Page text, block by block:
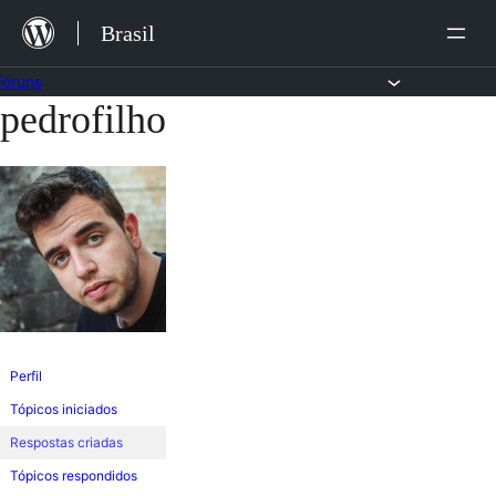
para
o
conteúdo
Brasil
Pular
para
o
conteúdo
pedrofilho
Perfil
Tópicos iniciados
Respostas criadas
Tópicos respondidos